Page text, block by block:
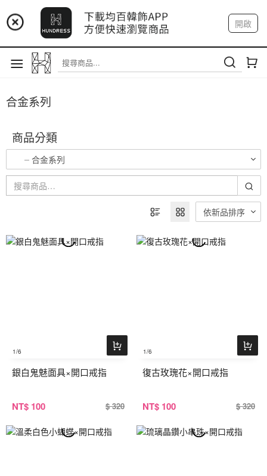
📢 市集預告：9/12-9/13 八里海巡基地
📢 市集預告：8/22-8/23 桃園青埔置地廣場
開啟
註冊 我的帳戶
合金系列
商品分類
合金系列
依新品排序
1/6
銀白鬼魅面具×開口戒指
NT$ 100 $ 320
1/6
復古玫瑰花×開口戒指
NT$ 100 $ 320